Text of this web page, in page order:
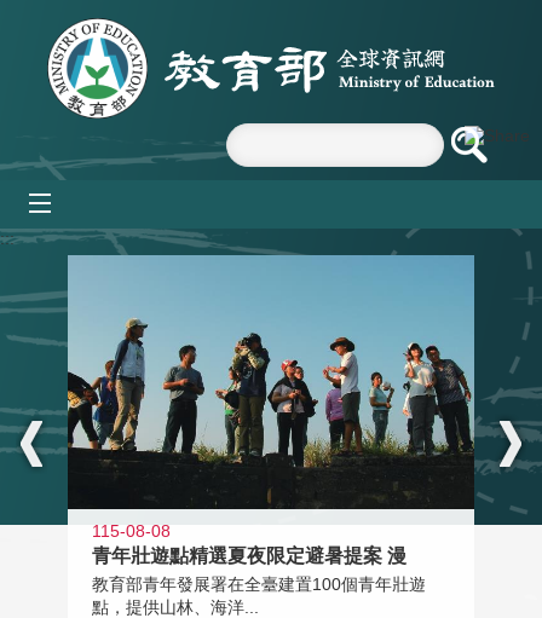
跳到主要內容區塊
:::
115-08-08
青年壯遊點精選夏夜限定避暑提案 漫
教育部青年發展署在全臺建置100個青年壯遊
點，提供山林、海洋...